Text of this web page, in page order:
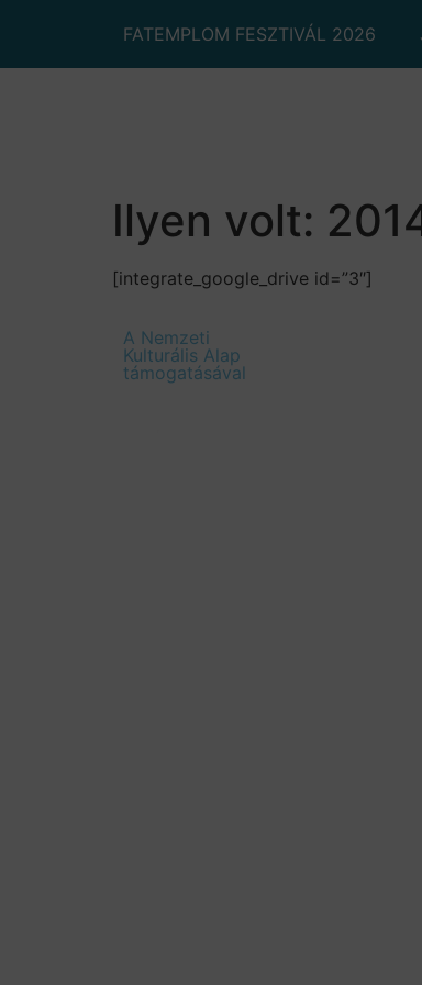
FATEMPLOM FESZTIVÁL 2026
Ilyen volt:
[integrate_google_drive id=”3″]
A Nemzeti
Kulturális Alap
támogatásával